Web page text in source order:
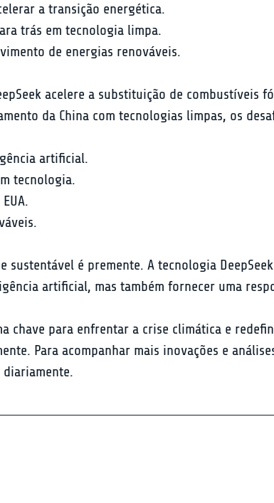
a transição energética.
trás em tecnologia limpa.
de energias renováveis.
acelere a substituição de combustíveis
da China com tecnologias limpas, os
artificial.
tecnologia.
sustentável é premente. A tecnologia
artificial, mas também fornecer uma
chave para enfrentar a crise climática e
Para acompanhar mais inovações e